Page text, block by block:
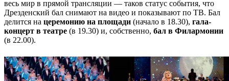
весь мир в прямой трансляции — таков статус события, что
Дрезденский бал снимают на видео и показывают по ТВ. Бал
делится на церемонию на площади (начало в 18.30), гала-
концерт в театре (в 19.30) и, собственно, бал в Филармонии
(в 22.00).